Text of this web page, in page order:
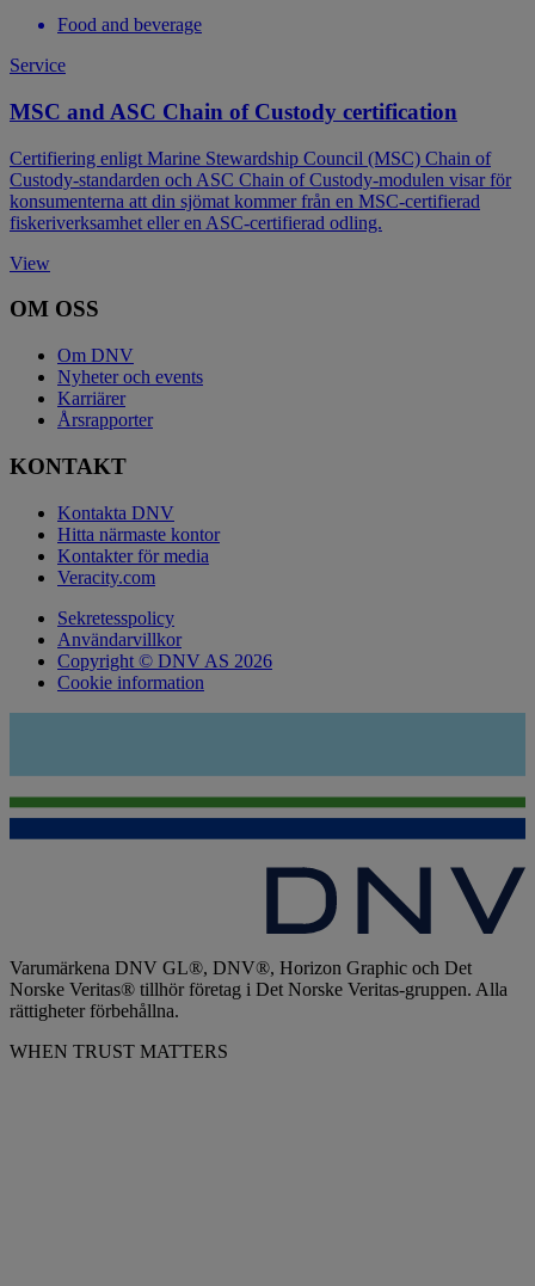
Food and beverage
Service
MSC and ASC Chain of Custody certification
Certifiering enligt Marine Stewardship Council (MSC) Chain of
Custody‑standarden och ASC Chain of Custody‑modulen visar för
konsumenterna att din sjömat kommer från en MSC‑certifierad
fiskeriverksamhet eller en ASC‑certifierad odling.
View
OM OSS
Om DNV
Nyheter och events
Karriärer
Årsrapporter
KONTAKT
Kontakta DNV
Hitta närmaste kontor
Kontakter för media
Veracity.com
Sekretesspolicy
Användarvillkor
Copyright © DNV AS 2026
Cookie information
Varumärkena DNV GL®, DNV®, Horizon Graphic och Det
Norske Veritas® tillhör företag i Det Norske Veritas-gruppen. Alla
rättigheter förbehållna.
WHEN TRUST MATTERS